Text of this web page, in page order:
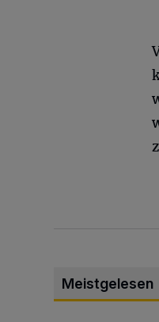
Meistgelesen